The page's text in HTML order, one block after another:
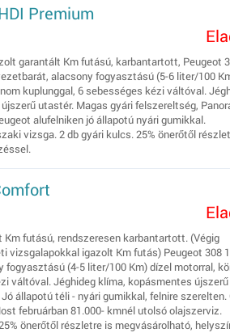
Premium
garantált Km futású, karbantartott, Peugeot
alacsony fogyasztású (5-6 liter/100
kuplunggal, 6 sebességes kézi váltóval.
utastér. Magas gyári felszereltség,
alufelniken jó állapotú nyári gumikkal.
vizsga. 2 db gyári kulcs. 25% önerőtől
futású, rendszeresen karbantartott. (Végig
vizsgalapokkal igazolt Km futás) Peugeot 308
fogyasztású (4-5 liter/100 Km) dízel motorral,
váltóval. Jéghideg klíma, kopásmentes újszerű
állapotú téli - nyári gumikkal, felnire szerelten.
februárban 81.000- kmnél utolsó olajszerviz.
önerőtől részletre is megvásárolható,